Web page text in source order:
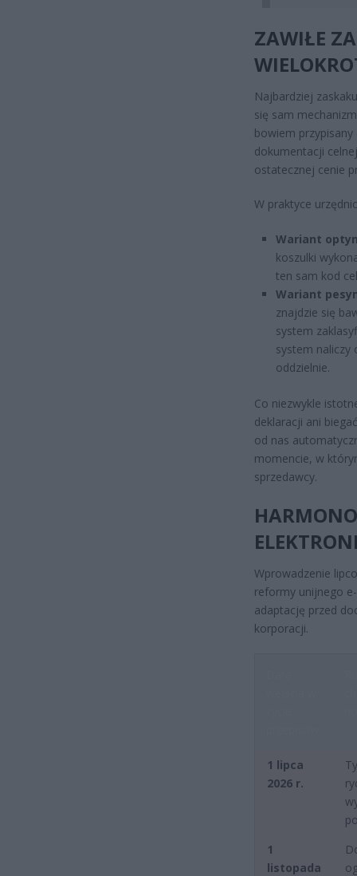
ZAWIŁE
Najbardziej
się sam
bowiem
dokumentacji
ostatecznej cenie
W praktyce
Wariant
koszulki
ten sam kod
Wariant
znajdzie się
system
system naliczy
oddzielnie.
Co niezwykle
deklaracji ani
od nas
momencie, w
sprzedawcy.
Wprowadzenie
reformy unijnego
adaptację przed
korporacji.
1 lipca
2026 r.
1
listopada